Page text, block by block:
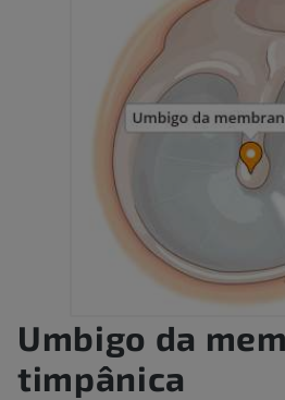
Umbigo da
timpânica